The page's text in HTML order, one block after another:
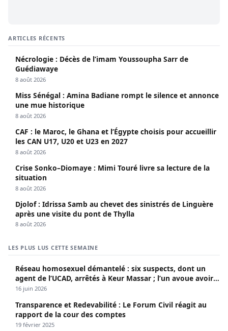
ARTICLES RÉCENTS
Nécrologie : Décès de l’imam Youssoupha Sarr de
Guédiawaye
8 août 2026
Miss Sénégal : Amina Badiane rompt le silence et annonce
une mue historique
8 août 2026
CAF : le Maroc, le Ghana et l’Égypte choisis pour accueillir
les CAN U17, U20 et U23 en 2027
8 août 2026
Crise Sonko–Diomaye : Mimi Touré livre sa lecture de la
situation
8 août 2026
Djolof : Idrissa Samb au chevet des sinistrés de Linguère
après une visite du pont de Thylla
8 août 2026
LES PLUS LUS CETTE SEMAINE
Réseau homosexuel démantelé : six suspects, dont un
agent de l’UCAD, arrêtés à Keur Massar ; l’un avoue avoir
propagé le VIH depuis 2018
16 juin 2026
Transparence et Redevabilité : Le Forum Civil réagit au
rapport de la cour des comptes
19 février 2025